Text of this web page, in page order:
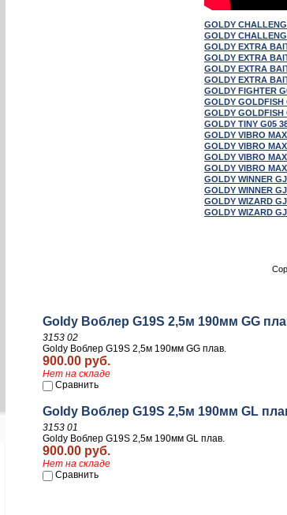
GOLDY
GOLDY
GOLDY EXTRA
GOLDY EXTRA
GOLDY EXTRA
GOLDY EXTRA
GOLDY FIGHTER
GOLDY
GOLDY
GOLDY TINY G05
GOLDY VIBRO
GOLDY VIBRO
GOLDY VIBRO
GOLDY VIBRO
GOLDY WINNER
GOLDY WINNER
GOLDY WIZARD
GOLDY WIZARD
Goldy Воблер G19S 2,5м 190мм GG
3153 02
Goldy Воблер G19S 2,5м 190мм GG плав.
900.00 руб.
Нет на складе
Сравнить
Goldy Воблер G19S 2,5м 190мм GL
3153 01
Goldy Воблер G19S 2,5м 190мм GL плав.
900.00 руб.
Нет на складе
Сравнить